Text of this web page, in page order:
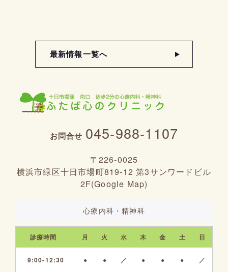
最新情報一覧へ
お問合せ 045-988-1107
〒226-0025
横浜市緑区十日市場町819-12 第3サンワードビル
2F(Google Map)
心療内科・精神科
診療時間 月 火 水 木 金 土 日
9:00-12:30 ● ● ／ ● ● ● ／